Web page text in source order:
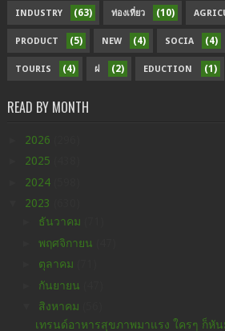
INDUSTRY (63) ท่องเที่ยว (10)
PRODUCT (5) NEW (4) SOCIA (4)
TOURIS (4) ฝ (2) EDUCTION (1)
READ BY MONTH
2026
2025
2024
2023
ธันวาคม
พฤศจิกายน
ตุลาคม
กันยายน
สิงหาคม
เทรนด์อาหารสุขภาพมาแรง ใครๆ ก็หัน